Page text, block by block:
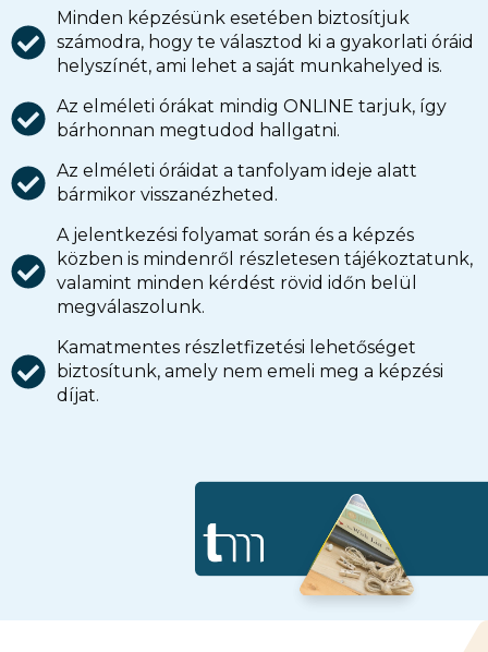
Minden képzésünk esetében biztosítjuk
számodra, hogy te választod ki a gyakorlati óráid
helyszínét, ami lehet a saját munkahelyed is.
Az elméleti órákat mindig ONLINE tarjuk, így
bárhonnan megtudod hallgatni.
Az elméleti óráidat a tanfolyam ideje alatt
bármikor visszanézheted.
A jelentkezési folyamat során és a képzés
közben is mindenről részletesen tájékoztatunk,
valamint minden kérdést rövid időn belül
megválaszolunk.
Kamatmentes részletfizetési lehetőséget
biztosítunk, amely nem emeli meg a képzési
díjat.